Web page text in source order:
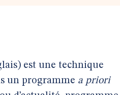
est une technique
un programme a priori